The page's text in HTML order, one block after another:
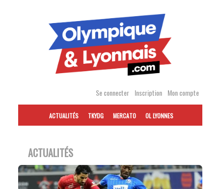
Se connecter Inscription Mon compte
ACTUALITÉS TKYDG MERCATO OL LYONNES
ACTUALITÉS